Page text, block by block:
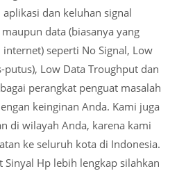
dan keluhan signal
data (biasanya yang
seperti No Signal, Low
putus), Low Data Troughput dan
perangkat penguat masalah
keinginan Anda. Kami juga
di wilayah Anda, karena kami
ke seluruh kota di Indonesia.
Sinyal Hp lebih lengkap silahkan